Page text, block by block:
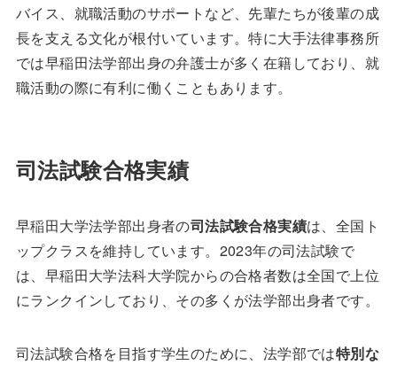
バイス、就職活動のサポートなど、先輩たちが後輩の成
長を支える文化が根付いています。特に大手法律事務所
では早稲田法学部出身の弁護士が多く在籍しており、就
職活動の際に有利に働くこともあります。
司法試験合格実績
早稲田大学法学部出身者の司法試験合格実績は、全国ト
ップクラスを維持しています。2023年の司法試験で
は、早稲田大学法科大学院からの合格者数は全国で上位
にランクインしており、その多くが法学部出身者です。
司法試験合格を目指す学生のために、法学部では特別な